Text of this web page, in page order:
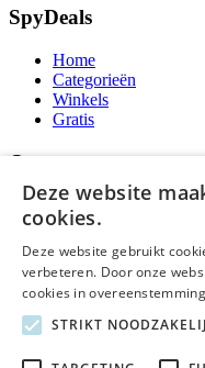
SpyDeals
Home
Categorieën
Winkels
Gratis
Over ons
Over ons
Contact
Publicatieregels
Legal
Privacy
Deze website
cookies.
Deze website gebruikt
verbeteren. Door onze
cookies in
STRIKT